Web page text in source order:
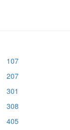
107
207
301
308
405